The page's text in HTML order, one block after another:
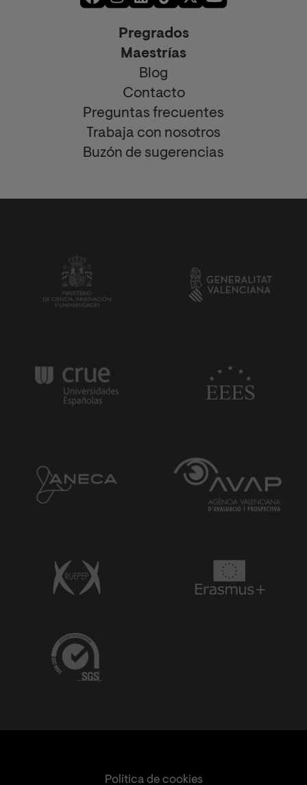
Pregrados
Maestrías
Blog
Contacto
Preguntas frecuentes
Trabaja con nosotros
Buzón de sugerencias
Política de cookies